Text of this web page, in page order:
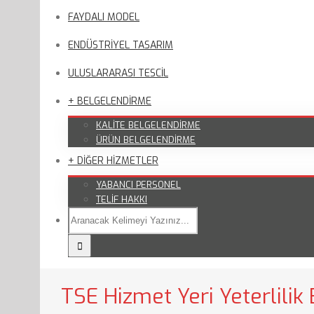
FAYDALI MODEL
ENDÜSTRİYEL TASARIM
ULUSLARARASI TESCİL
+ BELGELENDİRME
KALİTE BELGELENDİRME
ÜRÜN BELGELENDİRME
+ DİĞER HİZMETLER
YABANCI PERSONEL
TELİF HAKKI
TSE Hizmet Yeri Yeterlilik